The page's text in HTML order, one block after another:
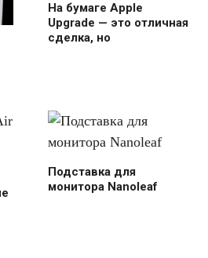
На бумаге Apple
Upgrade — это отличная
сделка, но
Подставка для
монитора Nanoleaf